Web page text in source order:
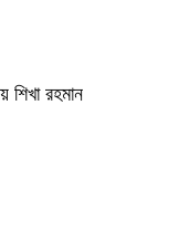
শিখা রহমান